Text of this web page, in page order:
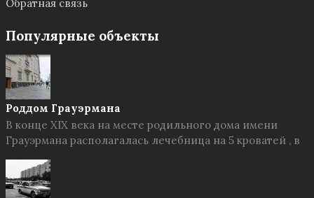
Обратная связь
Популярные объекты
Роддом Грауэрмана
В конце XIX века на месте родильного дома имени
Грауэрмана располагалась лечебница на 5 кроватей , в